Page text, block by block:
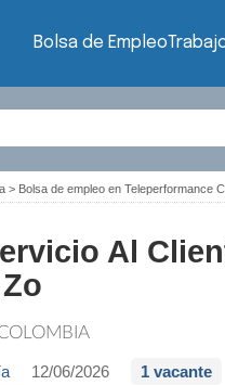
Bolsa de Empleo
> Bolsa de empleo en Teleperformance
Al
12/06/2026 1 vacante